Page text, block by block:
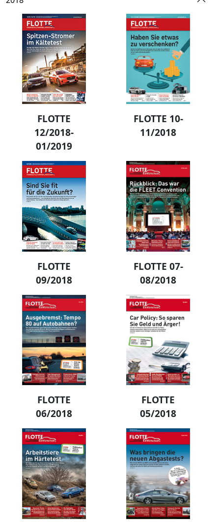
FLOTTE
12/2018-
01/2019
FLOTTE 10-
11/2018
FLOTTE
09/2018
FLOTTE 07-
08/2018
FLOTTE
06/2018
FLOTTE
05/2018